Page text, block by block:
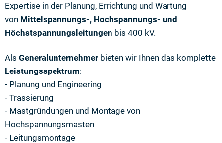
Expertise in der Planung, Errichtung und Wartung
von Mittelspannungs-, Hochspannungs- und
Höchstspannungsleitungen bis 400 kV.
Als Generalunternehmer bieten wir Ihnen das komplette
Leistungsspektrum:
- Planung und Engineering
- Trassierung
- Mastgründungen und Montage von
Hochspannungsmasten
- Leitungsmontage